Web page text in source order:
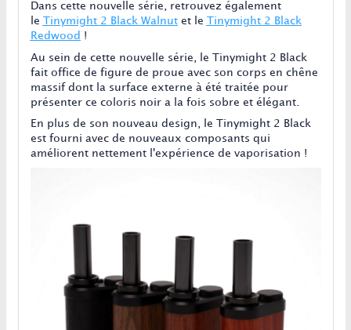
Dans cette nouvelle série, retrouvez également
le
Tinymight 2 Black Walnutet le
Tinymight 2 Black
Redwood
!
Au sein de cette nouvelle série, le Tinymight 2 Black
fait office de figure de proue avec son corps en chêne
massif dont la surface externe à été traitée pour
présenter ce coloris noir a la fois sobre et élégant.
En plus de son nouveau design, le Tinymight 2 Black
est fourni avec de nouveaux composants qui
améliorent nettement l'expérience de vaporisation !